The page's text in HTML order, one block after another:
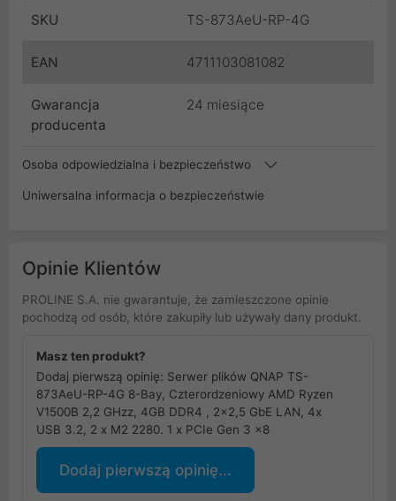
SKU TS-873AeU-RP-4G
EAN 4711103081082
Gwarancja
producenta
24 miesiące
Osoba odpowiedzialna i bezpieczeństwo
Uniwersalna informacja o bezpieczeństwie
Opinie Klientów
PROLINE S.A. nie gwarantuje, że zamieszczone opinie
pochodzą od osób, które zakupiły lub używały dany produkt.
Masz ten produkt?
Dodaj pierwszą opinię: Serwer plików QNAP TS-
873AeU-RP-4G 8-Bay, Czterordzeniowy AMD Ryzen
V1500B 2,2 GHzz, 4GB DDR4 , 2x2,5 GbE LAN, 4x
USB 3.2, 2 x M2 2280. 1 x PCIe Gen 3 x8
Dodaj pierwszą opinię...